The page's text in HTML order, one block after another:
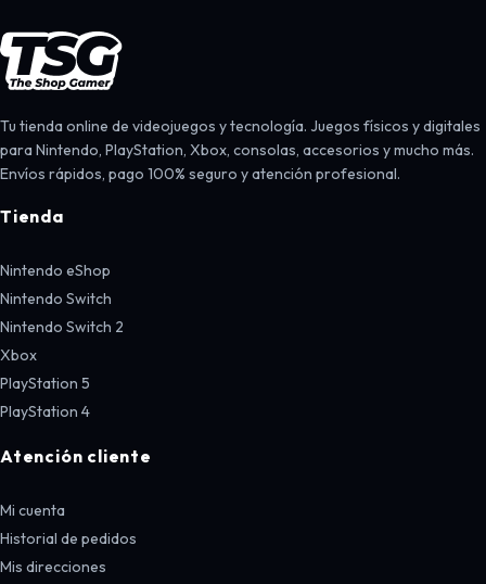
Tu tienda online de videojuegos y tecnología. Juegos físicos y digitales
para Nintendo, PlayStation, Xbox, consolas, accesorios y mucho más.
Envíos rápidos, pago 100% seguro y atención profesional.
Tienda
Nintendo eShop
Nintendo Switch
Nintendo Switch 2
Xbox
PlayStation 5
PlayStation 4
Atención cliente
Mi cuenta
Historial de pedidos
Mis direcciones